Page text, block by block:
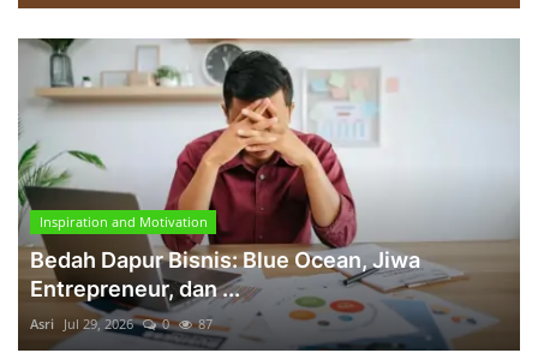
Inspiration and Motivation
Bedah Dapur Bisnis: Blue Ocean, Jiwa
Entrepreneur, dan ...
Asri Jul 29, 2026 0 87